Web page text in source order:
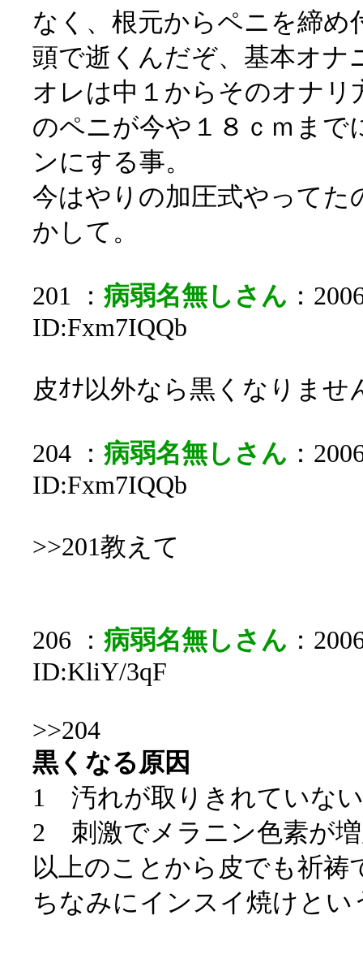
なく、根元からペニを締め
頭で逝くんだぞ、基本オナ
オレは中１からそのオナリ
のペニが今や１８ｃｍまで
ンにする事。
今はやりの加圧式やって
かして。
201 ： 病弱名無しさん ：
ID:Fxm7IQQb
皮ｵﾅ以外なら黒くなりませ
204 ： 病弱名無しさん ：
ID:Fxm7IQQb
>>201教えて
206 ： 病弱名無しさん ：
ID:KliY/3qF
>>204
黒くなる原因
1 汚れが取りきれていない
2 刺激でメラニン色素が
以上のことから皮でも祈祷
ちなみにインスイ焼けとい